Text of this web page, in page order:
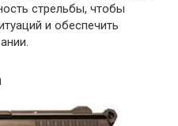
стрельбы, чтобы
и обеспечить